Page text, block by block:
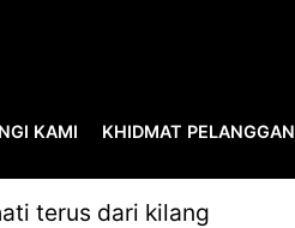
KAMI KHIDMAT PELANGGAN
terus dari kilang